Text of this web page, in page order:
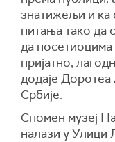
знатижељи и
питања тако да
да
пријатно,
додаје
Србије.
Спомен музеј
налази у